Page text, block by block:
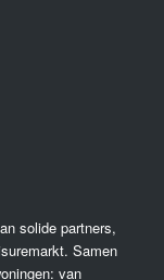
solide partners,
Samen
van